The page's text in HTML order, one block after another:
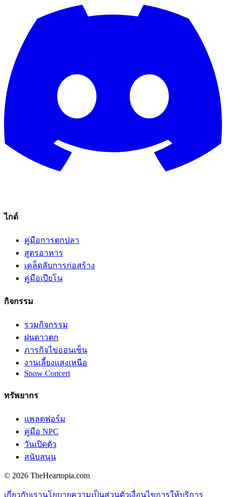
ไกด์
คู่มือการตกปลา
สูตรอาหาร
เคล็ดลับการก่อสร้าง
คู่มือเปียโน
กิจกรรม
รวมกิจกรรม
ฝนดาวตก
ภารกิจไข่ออนเซ็น
งานเลี้ยงแสงเหนือ
Snow Concert
ทรัพยากร
แพลตฟอร์ม
คู่มือ NPC
วันเปิดตัว
สนับสนุน
© 2026 TheHeartopia.com
เกี่ยวกับเรานโยบายความเป็นส่วนตัวเงื่อนไขการให้บริการ